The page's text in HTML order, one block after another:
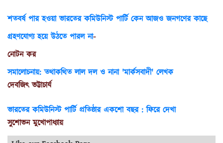
শতবর্ষ পার হওয়া ভারতের কমিউনিস্ট পার্টি কেন আজও জনগণের কাছে
গ্রহণযোগ্য হয়ে উঠতে পারল না-
নোটন কর
সমালোচনায়: তথাকথিত লাল দল ও নানা 'মার্কসবাদী' লেখক
দেবজিৎ ভট্টাচার্য
ভারতের কমিউনিস্ট পার্টি প্রতিষ্ঠার একশো বছর : ফিরে দেখা
সুশোভন মুখোপাধ্যায়